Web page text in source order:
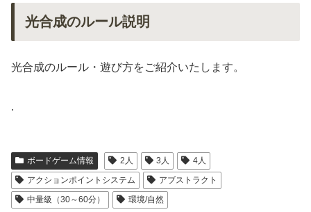
光合成のルール説明
光合成のルール・遊び方をご紹介いたします。
.
ボードゲーム情報 2人 3人
4人
アクションポイントシステム
アブストラクト
中量級（30～60分）
環境/自然